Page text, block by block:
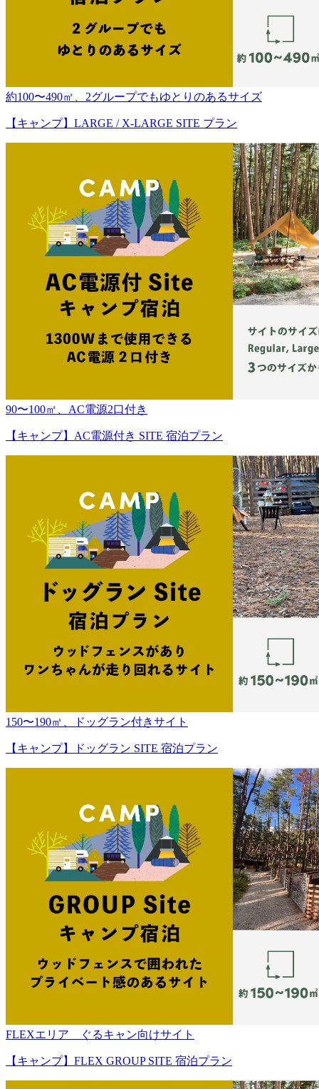
約100〜490㎡、2グループでもゆとりのあるサイズ
【キャンプ】LARGE / X-LARGE SITE プラン
90〜100㎡、AC電源2口付き
【キャンプ】AC電源付き SITE 宿泊プラン
150〜190㎡、ドッグラン付きサイト
【キャンプ】ドッグラン SITE 宿泊プラン
FLEXエリア ぐるキャン向けサイト
【キャンプ】FLEX GROUP SITE 宿泊プラン